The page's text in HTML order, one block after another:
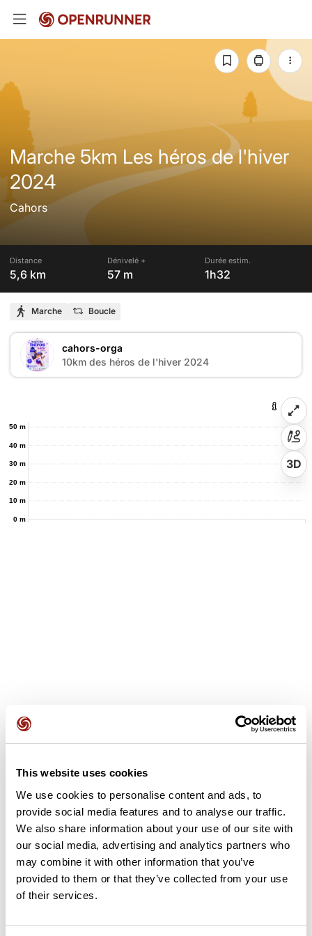
This website uses cookies
We use cookies to personalise content and ads, to
provide social media features and to analyse our traffic.
We also share information about your use of our site with
our social media, advertising and analytics partners who
may combine it with other information that you’ve
provided to them or that they’ve collected from your use
of their services.
Marche 5km Les héros de l'hiver
2024
Cahors
Distance
5,6 km
Dénivelé +
57 m
Durée estim.
1h32
Marche Boucle
cahors-orga
10km des héros de l'hiver 2024
0 m
10 m
20 m
30 m
40 m
50 m
3D
Avis des utilisateurs
Soyez le premier à ajouter un avis !
Ajouter un avis